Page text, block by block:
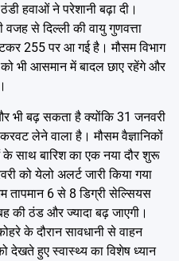
हवाओं ने परेशानी बढ़ा दी।
से दिल्ली की वायु गुणवत्ता
255 पर आ गई है। मौसम विभाग
भी आसमान में बादल छाए रहेंगे और
भी बढ़ सकता है क्योंकि 31 जनवरी
लेने वाला है। मौसम वैज्ञानिकों
साथ बारिश का एक नया दौर शुरू
को येलो अलर्ट जारी किया गया
तापमान 6 से 8 डिग्री सेल्सियस
की ठंड और ज्यादा बढ़ जाएगी।
के दौरान सावधानी से वाहन
देखते हुए स्वास्थ्य का विशेष ध्यान